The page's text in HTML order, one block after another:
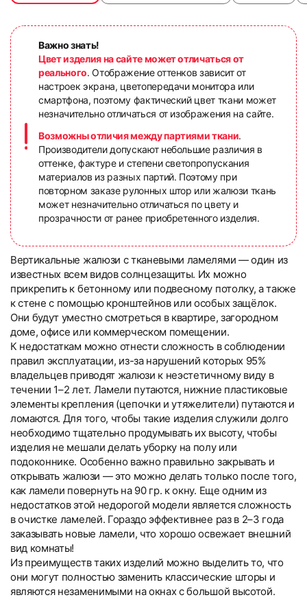
Важно знать!
Цвет изделия на сайте может отличаться от
реального. Отображение оттенков зависит от
настроек экрана, цветопередачи монитора или
смартфона, поэтому фактический цвет ткани может
незначительно отличаться от изображения на сайте.
Возможны отличия между партиями ткани.
Производители допускают небольшие различия в
оттенке, фактуре и степени светопропускания
материалов из разных партий. Поэтому при
повторном заказе рулонных штор или жалюзи ткань
может незначительно отличаться по цвету и
прозрачности от ранее приобретенного изделия.
Вертикальные жалюзи с тканевыми ламелями — один из
известных всем видов солнцезащиты. Их можно
прикрепить к бетонному или подвесному потолку, а также
к стене с помощью кронштейнов или особых защёлок.
Они будут уместно смотреться в квартире, загородном
доме, офисе или коммерческом помещении.
К недостаткам можно отнести сложность в соблюдении
правил эксплуатации, из-за нарушений которых 95%
владельцев приводят жалюзи к неэстетичному виду в
течении 1–2 лет. Ламели путаются, нижние пластиковые
элементы крепления (цепочки и утяжелители) путаются и
ломаются. Для того, чтобы такие изделия служили долго
необходимо тщательно продумывать их высоту, чтобы
изделия не мешали делать уборку на полу или
подоконнике. Особенно важно правильно закрывать и
открывать жалюзи — это можно делать только после того,
как ламели повернуть на 90 гр. к окну. Еще одним из
недостатков этой недорогой модели является сложность
в очистке ламелей. Гораздо эффективнее раз в 2–3 года
заказывать новые ламели, что хорошо освежает внешний
вид комнаты!
Из преимуществ таких изделий можно выделить то, что
они могут полностью заменить классические шторы и
являются незаменимыми на окнах с большой высотой.